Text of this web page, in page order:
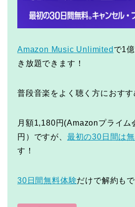
Amazon Music Unlimited で1
き放題できます！
普段音楽をよく聴く方におすす
月額1,180円(Amazonプライム
円）ですが、 最初の30日間は
す！
30日間無料体験だけで解約も